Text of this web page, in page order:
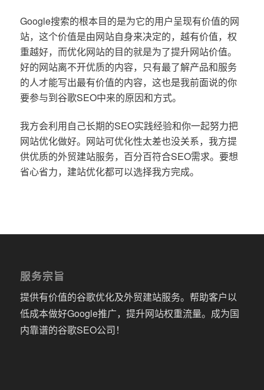
Google搜索的根本目的是为它的用户呈现有价值的网
站，这个价值是由网站自身来决定的，越有价值，权
重越好，而优化网站的目的就是为了提升网站价值。
好的网站离不开优质的内容，只有最了解产品和服务
的人才能写出最有价值的内容，这也是我前面说的你
要参与到谷歌SEO中来的原因和方式。
我方会利用自己长期的SEO实践经验和你一起努力把
网站优化做好。网站可优化性太差也没关系，我方提
供优质的外贸建站服务，百分百符合SEO需求。要想
省心省力，建站优化都可以选择我方完成。
服务宗旨
提供有价值的谷歌优化及外贸建站服务。帮助客户以
低成本做好Google推广，提升网站权重流量。成为国
内靠谱的谷歌SEO公司！